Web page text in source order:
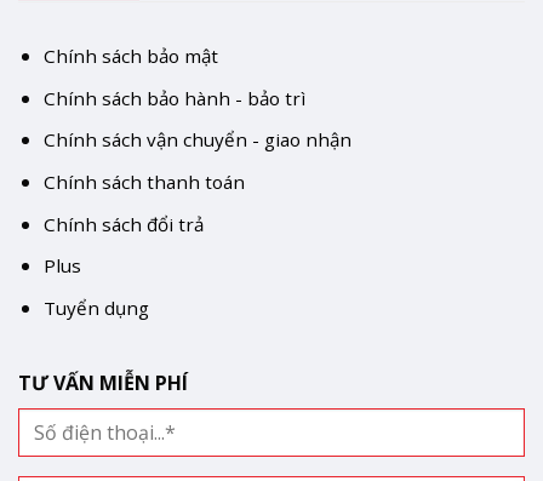
Chính sách bảo mật
Chính sách bảo hành - bảo trì
Chính sách vận chuyển - giao nhận
Chính sách thanh toán
Chính sách đổi trả
Plus
Tuyển dụng
TƯ VẤN MIỄN PHÍ